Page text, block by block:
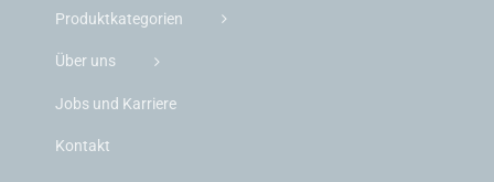
Produktkategorien
Über uns
Jobs und Karriere
Kontakt